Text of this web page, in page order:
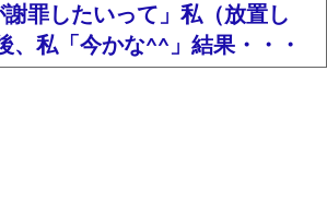
罪したいって」私（放置し
、私「今かな^^」結果・・・